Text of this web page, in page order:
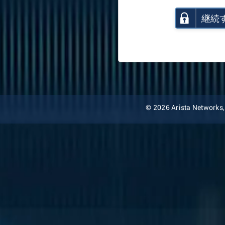
継続
© 2026 Arista